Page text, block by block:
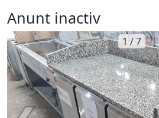
Anunt inactiv
1 / 7